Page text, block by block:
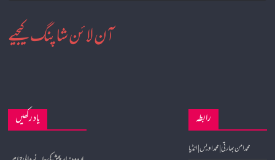
آن لائن شاپنگ کیجیے
یاد رکھیں رابطہ
محمد امن بھارتی | محمد اویس | انڈیا